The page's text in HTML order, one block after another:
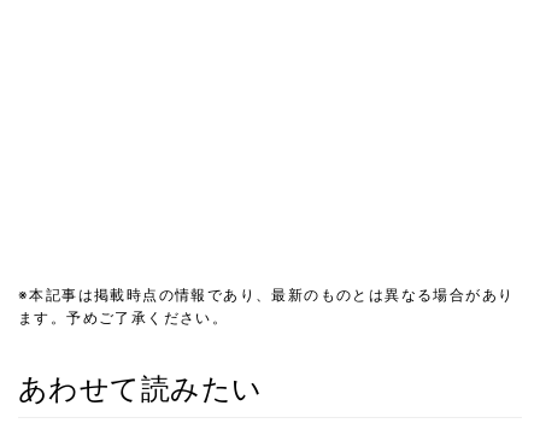
※本記事は掲載時点の情報であり、最新のものとは異なる場合があり
ます。予めご了承ください。
あわせて読みたい